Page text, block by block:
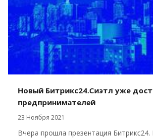
Новый Битрикс24.Сиэтл уже
предпринимателей
23 Ноября 2021
Вчера прошла презентация